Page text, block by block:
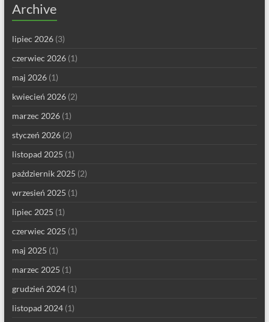
Archive
lipiec 2026(3)
czerwiec 2026(1)
maj 2026(1)
kwiecień 2026(2)
marzec 2026(1)
styczeń 2026(2)
listopad 2025 (1)
październik 2025 (2)
wrzesień 2025 (1)
lipiec 2025 (1)
czerwiec 2025 (1)
maj 2025 (1)
marzec 2025 (1)
grudzień 2024(1)
listopad 2024(1)